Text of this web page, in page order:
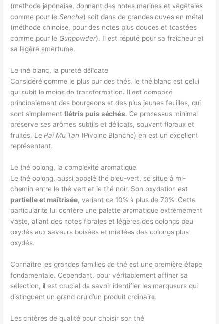
(méthode japonaise, donnant des notes marines et végétales
comme pour leSencha) soit dans de grandes cuves en métal
(méthode chinoise, pour des notes plus douces et toastées
comme pour le Gunpowder). Il est réputé pour sa fraîcheur et
sa légère amertume.
Le thé blanc, la pureté délicate
Considéré comme le plus pur des thés, le thé blanc est celui
qui subit le moins de transformation. Il est composé
principalement des bourgeons et des plus jeunes feuilles, qui
sont simplementflétris puis séchés. Ce processus minimal
préserve ses arômes subtils et délicats, souvent floraux et
fruités. Le Pai Mu Tan (Pivoine Blanche) en est un excellent
représentant.
Le thé oolong, la complexité aromatique
Le thé oolong, aussi appelé thé bleu-vert, se situe à mi-
chemin entre le thé vert et le thé noir. Son oxydation est
partielle et maîtrisée, variant de 10% à plus de 70%. Cette
particularité lui confère une palette aromatique extrêmement
vaste, allant des notes florales et légères des oolongs peu
oxydés aux saveurs boisées et miellées des oolongs plus
oxydés.
Connaître les grandes familles de thé est une première étape
fondamentale. Cependant, pour véritablement affiner sa
sélection, il est crucial de savoir identifier les marqueurs qui
distinguent un grand cru d’un produit ordinaire.
Les critères de qualité pour choisir son thé